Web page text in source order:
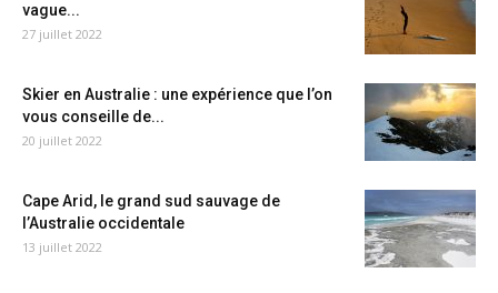
vague...
27 juillet 2022
Skier en Australie : une expérience que l’on
vous conseille de...
20 juillet 2022
Cape Arid, le grand sud sauvage de
l’Australie occidentale
13 juillet 2022